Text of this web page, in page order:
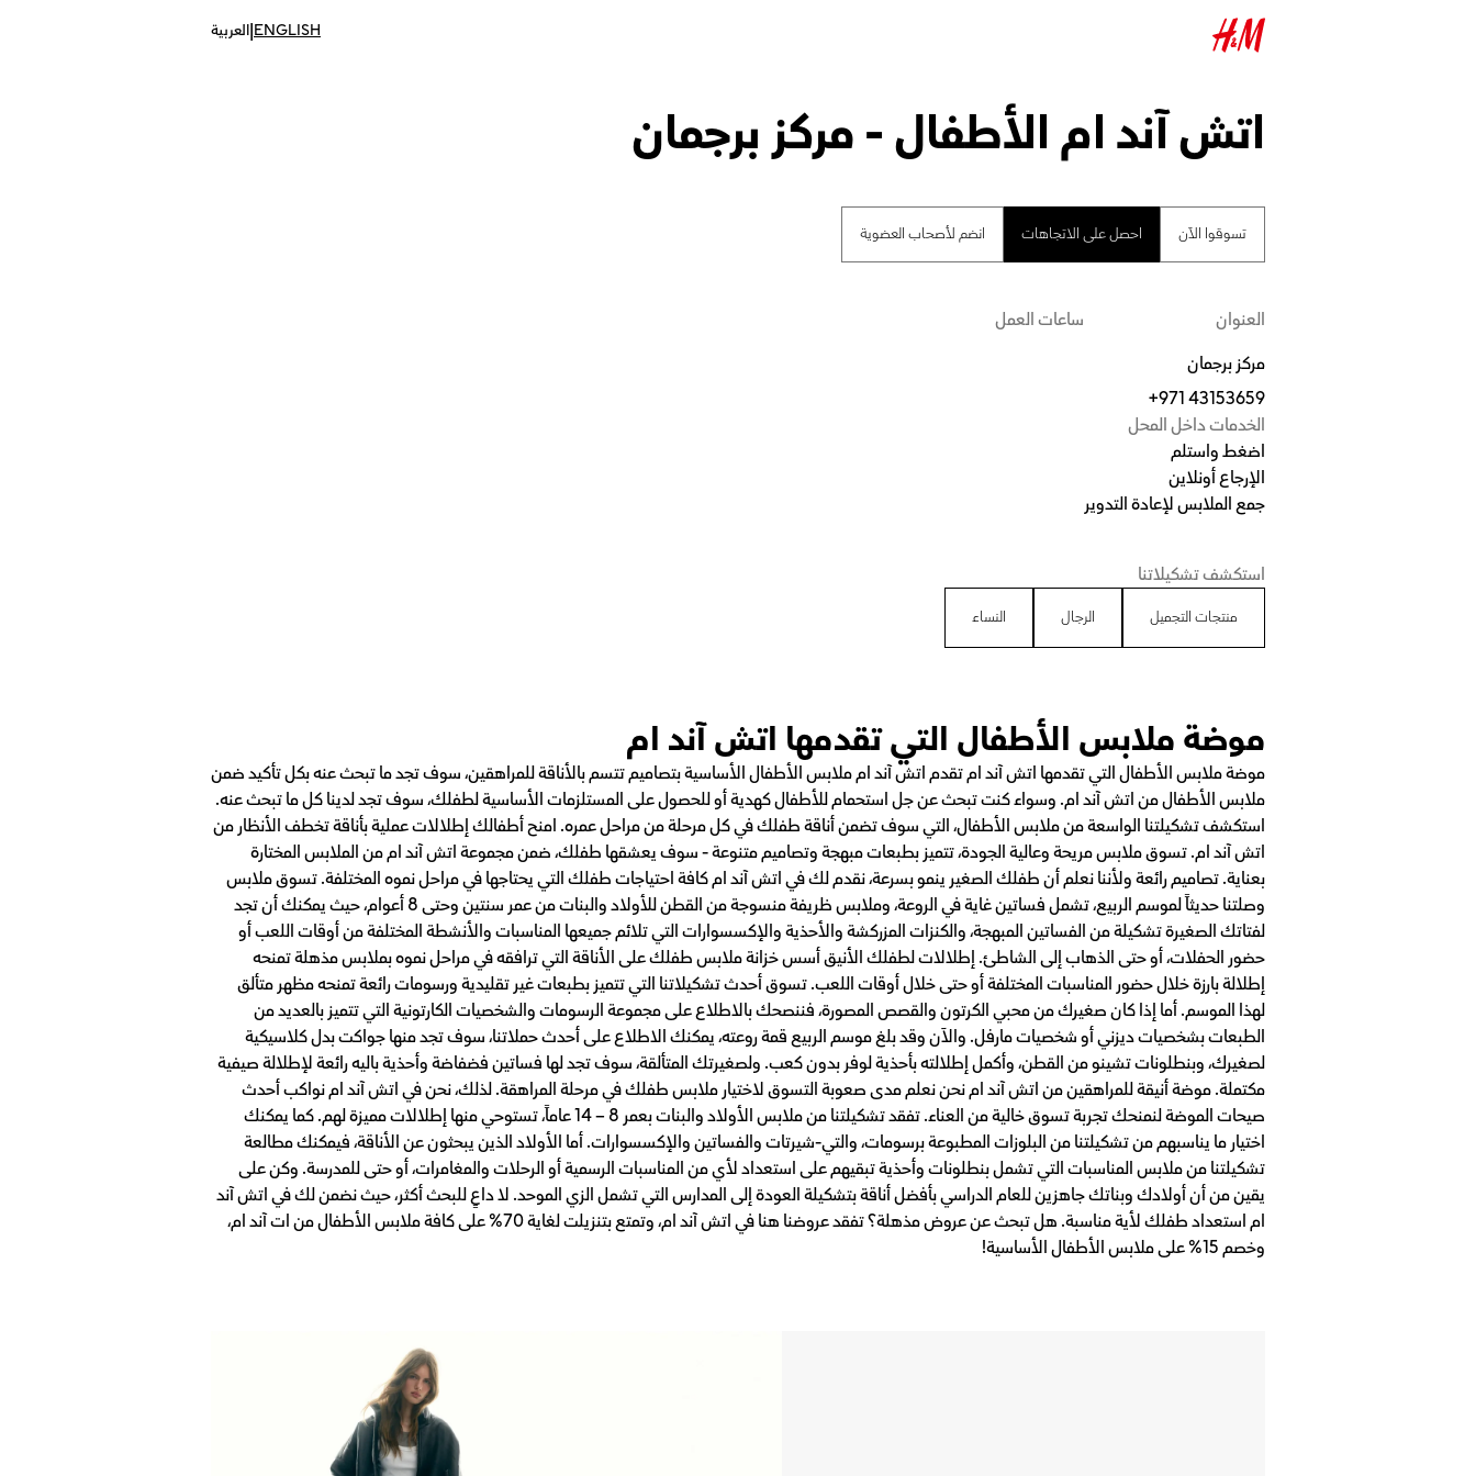
ENGLISH
|العربية
اتش آند ام الأطفال - مركز برجمان
تسوقوا الآن احصل على الاتجاهات انضم لأصحاب العضوية
العنوان
مركز برجمان
+971 43153659
الخدمات داخل المحل
اضغط واستلم
الإرجاع أونلاين
جمع الملابس لإعادة التدوير
ساعات العمل
استكشف تشكيلاتنا
منتجات التجميل الرجال النساء
موضة ملابس الأطفال التي تقدمها اتش آند ام
موضة ملابس الأطفال التي تقدمها اتش آند ام تقدم اتش آند ام ملابس الأطفال الأساسية بتصاميم تتسم بالأناقة للمراهقين، سوف تجد ما تبحث عنه بكل تأكيد ضمن
ملابس الأطفال من اتش آند ام. وسواء كنت تبحث عن جل استحمام للأطفال كهدية أو للحصول على المستلزمات الأساسية لطفلك، سوف تجد لدينا كل ما تبحث عنه.
استكشف تشكيلتنا الواسعة من ملابس الأطفال، التي سوف تضمن أناقة طفلك في كل مرحلة من مراحل عمره. امنح أطفالك إطلالات عملية بأناقة تخطف الأنظار من
اتش آند ام. تسوق ملابس مريحة وعالية الجودة، تتميز بطبعات مبهجة وتصاميم متنوعة - سوف يعشقها طفلك، ضمن مجموعة اتش آند ام من الملابس المختارة
بعناية. تصاميم رائعة ولأننا نعلم أن طفلك الصغير ينمو بسرعة، نقدم لك في اتش آند ام كافة احتياجات طفلك التي يحتاجها في مراحل نموه المختلفة. تسوق ملابس
وصلتنا حديثاً لموسم الربيع، تشمل فساتين غاية في الروعة، وملابس ظريفة منسوجة من القطن للأولاد والبنات من عمر سنتين وحتى 8 أعوام، حيث يمكنك أن تجد
لفتاتك الصغيرة تشكيلة من الفساتين المبهجة، والكنزات المزركشة والأحذية والإكسسوارات التي تلائم جميعها المناسبات والأنشطة المختلفة من أوقات اللعب أو
حضور الحفلات، أو حتى الذهاب إلى الشاطئ. إطلالات لطفلك الأنيق أسس خزانة ملابس طفلك على الأناقة التي ترافقه في مراحل نموه بملابس مذهلة تمنحه
إطلالة بارزة خلال حضور المناسبات المختلفة أو حتى خلال أوقات اللعب. تسوق أحدث تشكيلاتنا التي تتميز بطبعات غير تقليدية ورسومات رائعة تمنحه مظهر متألق
لهذا الموسم. أما إذا كان صغيرك من محبي الكرتون والقصص المصورة، فننصحك بالاطلاع على مجموعة الرسومات والشخصيات الكارتونية التي تتميز بالعديد من
الطبعات بشخصيات ديزني أو شخصيات مارفل. والآن وقد بلغ موسم الربيع قمة روعته، يمكنك الاطلاع على أحدث حملاتنا، سوف تجد منها جواكت بدل كلاسيكية
لصغيرك، وبنطلونات تشينو من القطن، وأكمل إطلالته بأحذية لوفر بدون كعب. ولصغيرتك المتألقة، سوف تجد لها فساتين فضفاضة وأحذية باليه رائعة لإطلالة صيفية
مكتملة. موضة أنيقة للمراهقين من اتش آند ام نحن نعلم مدى صعوبة التسوق لاختيار ملابس طفلك في مرحلة المراهقة. لذلك، نحن في اتش آند ام نواكب أحدث
صيحات الموضة لنمنحك تجربة تسوق خالية من العناء. تفقد تشكيلتنا من ملابس الأولاد والبنات بعمر 8 – 14 عاماً، تستوحي منها إطلالات مميزة لهم. كما يمكنك
اختيار ما يناسبهم من تشكيلتنا من البلوزات المطبوعة برسومات، والتي-شيرتات والفساتين والإكسسوارات. أما الأولاد الذين يبحثون عن الأناقة، فيمكنك مطالعة
تشكيلتنا من ملابس المناسبات التي تشمل بنطلونات وأحذية تبقيهم على استعداد لأي من المناسبات الرسمية أو الرحلات والمغامرات، أو حتى للمدرسة. وكن على
يقين من أن أولادك وبناتك جاهزين للعام الدراسي بأفضل أناقة بتشكيلة العودة إلى المدارس التي تشمل الزي الموحد. لا داعٍ للبحث أكثر، حيث نضمن لك في اتش آند
ام استعداد طفلك لأية مناسبة. هل تبحث عن عروض مذهلة؟ تفقد عروضنا هنا في اتش آند ام، وتمتع بتنزيلت لغاية 70% على كافة ملابس الأطفال من ات آند ام،
وخصم 15% على ملابس الأطفال الأساسية!